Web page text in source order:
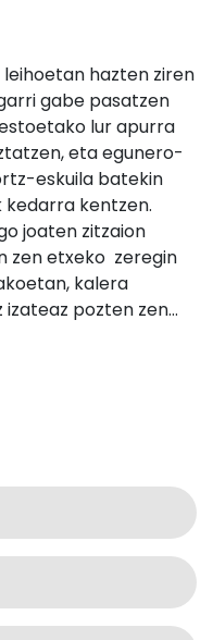
leihoetan hazten ziren
gabe pasatzen
lur apurra
eta egunero-
eskuila batekin
kentzen.
joaten zitzaion
zen etxeko zeregin
kalera
pozten zen…